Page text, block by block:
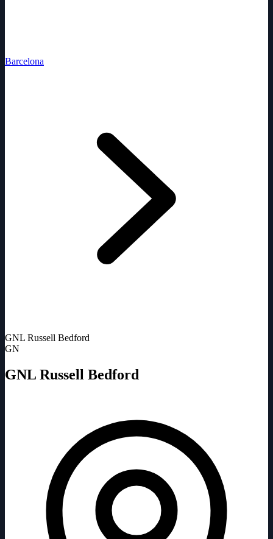
Barcelona
GNL Russell Bedford
GN
GNL Russell Bedford